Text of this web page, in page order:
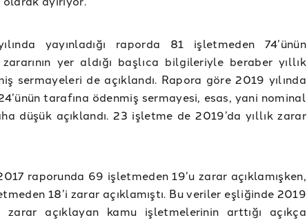
yayınladığı raporda 81 işletmeden 74’ünün
yer aldığı başlıca bilgileriyle beraber yıllık
sermayeleri de açıklandı. Rapora göre 2019 yılında
tarafına ödenmiş sermayesi, esas, yani nominal
düşük açıklandı. 23 işletme de 2019’da yıllık zarar
raporunda 69 işletmeden 19’u zarar açıklamışken,
18’i zarar açıklamıştı. Bu veriler eşliğinde 2019
zarar açıklayan kamu işletmelerinin arttığı açıkça